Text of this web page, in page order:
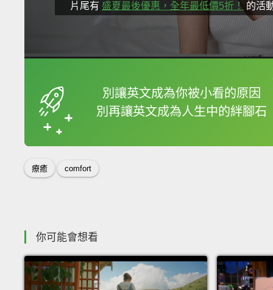
片尾有 盛夏最後優惠，全年最低價5折！ 的活
別讓英文成為你被小看的原因
別再讓英文成為人生中的絆腳石
框選或點兩下字幕可
療癒 comfort
你可能會想看